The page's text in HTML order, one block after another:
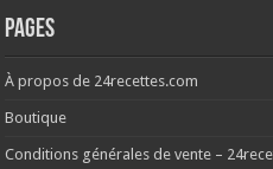
Pages
À propos de 24recettes.com
Boutique
Conditions générales de vente –